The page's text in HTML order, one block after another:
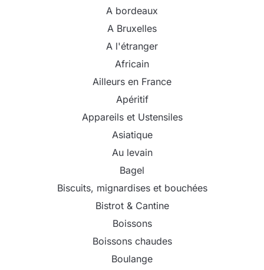
A bordeaux
A Bruxelles
A l'étranger
Africain
Ailleurs en France
Apéritif
Appareils et Ustensiles
Asiatique
Au levain
Bagel
Biscuits, mignardises et bouchées
Bistrot & Cantine
Boissons
Boissons chaudes
Boulange